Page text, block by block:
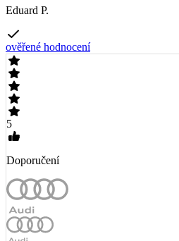
Eduard P.
ověřené hodnocení
5
Doporučení